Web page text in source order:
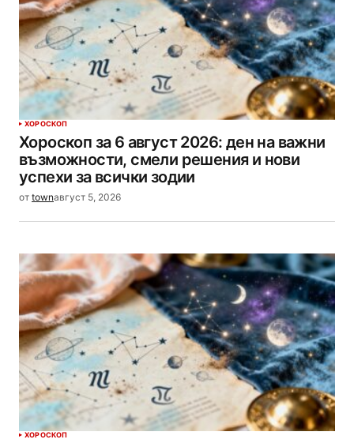
ХОРОСКОП
Хороскоп за 6 август 2026: ден на важни
възможности, смели решения и нови
успехи за всички зодии
от townавгуст 5, 2026
ХОРОСКОП